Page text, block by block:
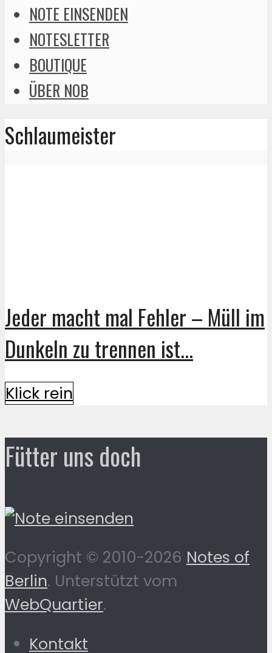
NOTE EINSENDEN
NOTESLETTER
BOUTIQUE
ÜBER NOB
Schlaumeister
Jeder macht mal Fehler – Müll im
Dunkeln zu trennen ist...
Klick rein
Fütter uns doch
Copyright © 2010-2026 Notes of
Berlin. Unterstützt vom
WebQuartier.
Kontakt